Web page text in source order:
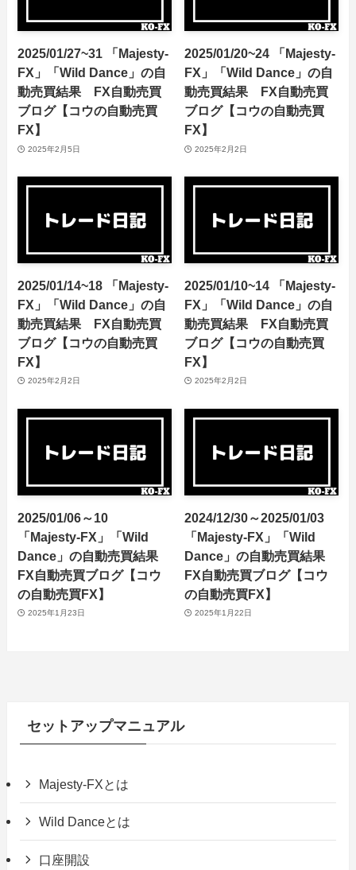
2025/01/27~31 「Majesty-
FX」「Wild Dance」の自
動売買結果 FX自動売買
ブログ【コウの自動売買
FX】
2025年2月5日
2025/01/20~24 「Majesty-
FX」「Wild Dance」の自
動売買結果 FX自動売買
ブログ【コウの自動売買
FX】
2025年2月2日
2025/01/14~18 「Majesty-
FX」「Wild Dance」の自
動売買結果 FX自動売買
ブログ【コウの自動売買
FX】
2025年2月2日
2025/01/10~14 「Majesty-
FX」「Wild Dance」の自
動売買結果 FX自動売買
ブログ【コウの自動売買
FX】
2025年2月2日
2025/01/06～10
「Majesty-FX」「Wild
Dance」の自動売買結果
FX自動売買ブログ【コウ
の自動売買FX】
2025年1月23日
2024/12/30～2025/01/03
「Majesty-FX」「Wild
Dance」の自動売買結果
FX自動売買ブログ【コウ
の自動売買FX】
2025年1月22日
セットアップマニュアル
Majesty-FXとは
Wild Danceとは
口座開設